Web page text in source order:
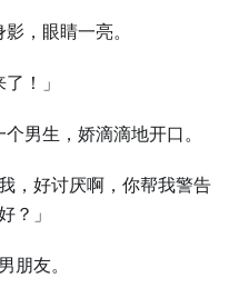
，眼睛一亮。
！」
男生，娇滴滴地开口。
，好讨厌啊，你帮我警告
？」
朋友。